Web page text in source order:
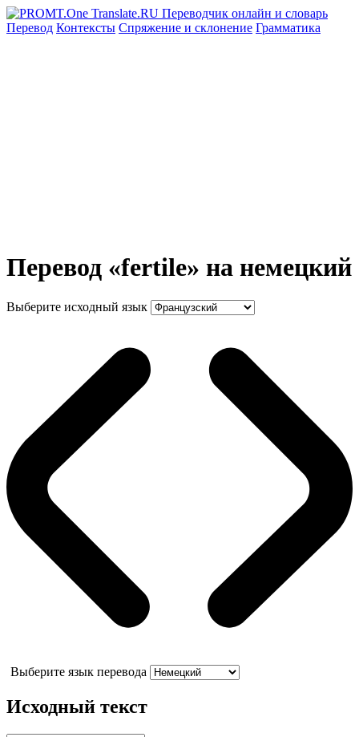
Перевод Контексты Спряжение и склонение Грамматика
Перевод «fertile» на немецкий
Выберите исходный язык
Выберите язык перевода
Исходный текст